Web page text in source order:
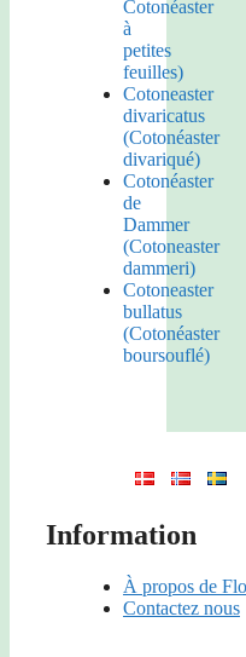
Cotonéaster
à
petites
feuilles)
Cotoneaster
divaricatus
(Cotonéaster
divariqué)
Cotonéaster
de
Dammer
(Cotoneaster
dammeri)
Cotoneaster
bullatus
(Cotonéaster
boursouflé)
Information
À propos de
Contactez nous